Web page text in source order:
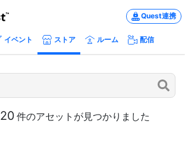
Quest連携
イベント ストア ルーム 配信
20 件のアセットが見つかりました